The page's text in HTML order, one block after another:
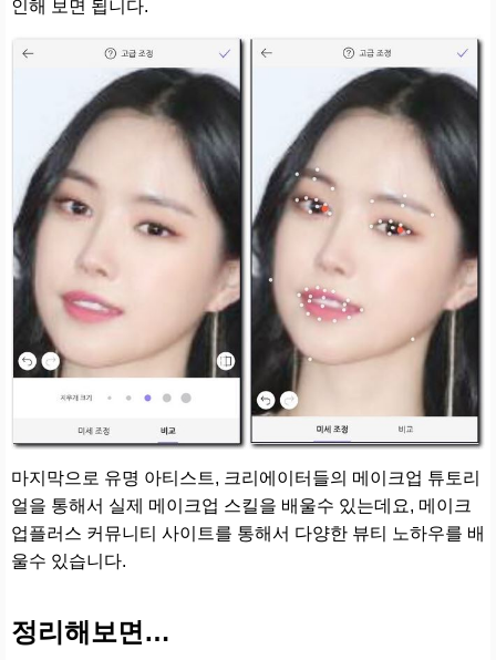
인해 보면 됩니다.
마지막으로 유명 아티스트, 크리에이터들의 메이크업 튜토리
얼을 통해서 실제 메이크업 스킬을 배울수 있는데요, 메이크
업플러스 커뮤니티 사이트를 통해서 다양한 뷰티 노하우를 배
울수 있습니다.
정리해보면…